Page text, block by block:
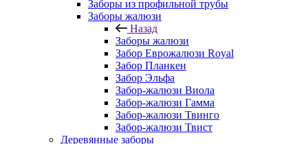
Заборы из профильной трубы
Заборы жалюзи
Назад
Заборы жалюзи
Забор Еврожалюзи Royal
Забор Планкен
Забор Эльфа
Забор-жалюзи Виола
Забор-жалюзи Гамма
Забор-жалюзи Твинго
Забор-жалюзи Твист
Деревянные заборы